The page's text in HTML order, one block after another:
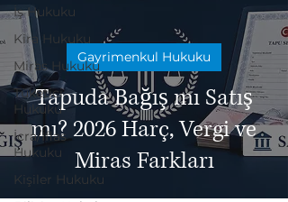
İş Hukuku
Kira Hukuku
Miras Hukuku
Tüketici
Hukuku
İcra/İflas
Hukuku
Kişiler Hukuku
Tapuda Bağış mı Satış
mı? 2026 Harç, Vergi ve
Miras Farkları
Gayrimenkul Hukuku